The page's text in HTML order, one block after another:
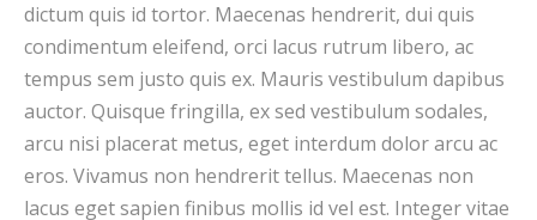
dictum quis id tortor. Maecenas hendrerit, dui quis
condimentum eleifend, orci lacus rutrum libero, ac
tempus sem justo quis ex. Mauris vestibulum dapibus
auctor. Quisque fringilla, ex sed vestibulum sodales,
arcu nisi placerat metus, eget interdum dolor arcu ac
eros. Vivamus non hendrerit tellus. Maecenas non
lacus eget sapien finibus mollis id vel est. Integer vitae